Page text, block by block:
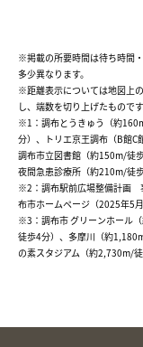
※掲載の所要時間は待ち時間
多少異なります。
※距離表示については地図上
し、端数を切り上げたものです
※1：調布とうきゅう（約
分）、トリエ京王調布（B館
調布市立図書館（約150m/徒
夜間急患診療所（約210m/徒
※2：調布駅前広場整備計画
布市ホームページ（2025年5月
※3：調布市 グリーンホール
徒歩4分）、多摩川（約
の素スタジアム（約2,730m/徒